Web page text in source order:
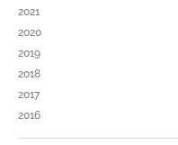
2021
2020
2019
2018
2017
2016